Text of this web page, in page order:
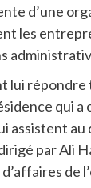
d’une
les
répondre
qui
assistent au
par Ali